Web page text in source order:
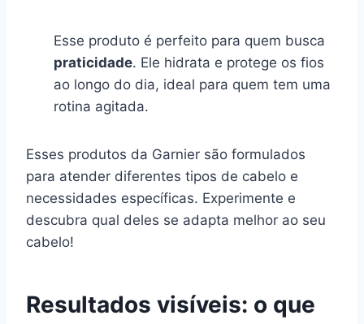
Esse produto é perfeito para quem busca
praticidade. Ele hidrata e protege os fios
ao longo do dia, ideal para quem tem uma
rotina agitada.
Esses produtos da Garnier são formulados
para atender diferentes tipos de cabelo e
necessidades específicas. Experimente e
descubra qual deles se adapta melhor ao seu
cabelo!
Resultados visíveis: o que